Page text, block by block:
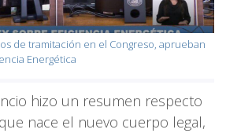
de tramitación en el Congreso, aprueban
Energética
hizo un resumen respecto
nace el nuevo cuerpo legal,